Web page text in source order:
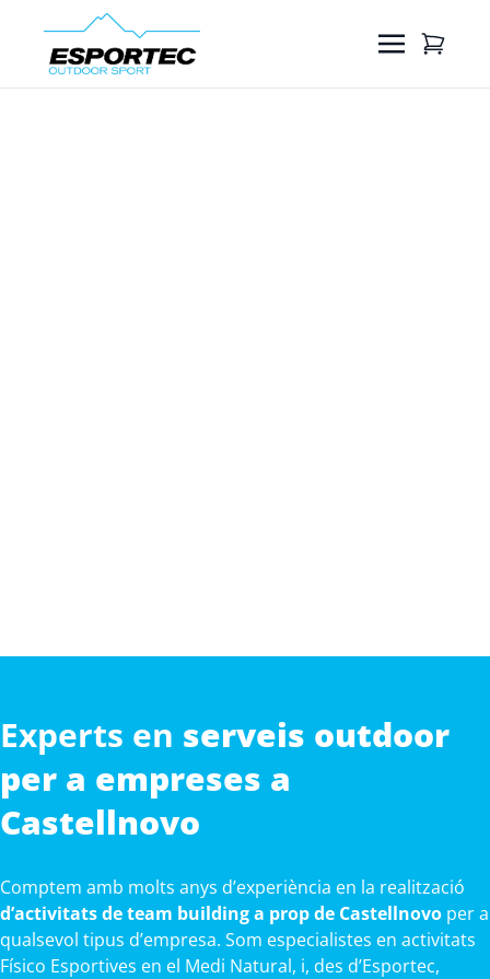
Experts en serveis outdoor
per a empreses a
Castellnovo
Comptem amb molts anys d’experiència en la realització
d’activitats de team building a prop de Castellnovo per a
qualsevol tipus d’empresa. Som especialistes en activitats
Físico Esportives en el Medi Natural, i, des d’Esportec,